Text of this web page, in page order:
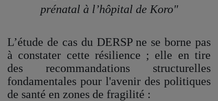
prénatal à l’hôpital de Koro"
L’étude de cas du DERSP ne se borne pas
à constater cette résilience ; elle en tire
des recommandations structurelles
fondamentales pour l'avenir des politiques
de santé en zones de fragilité :